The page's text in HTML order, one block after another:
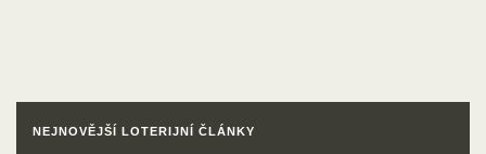
NEJNOVĚJŠÍ LOTERIJNÍ ČLÁNKY